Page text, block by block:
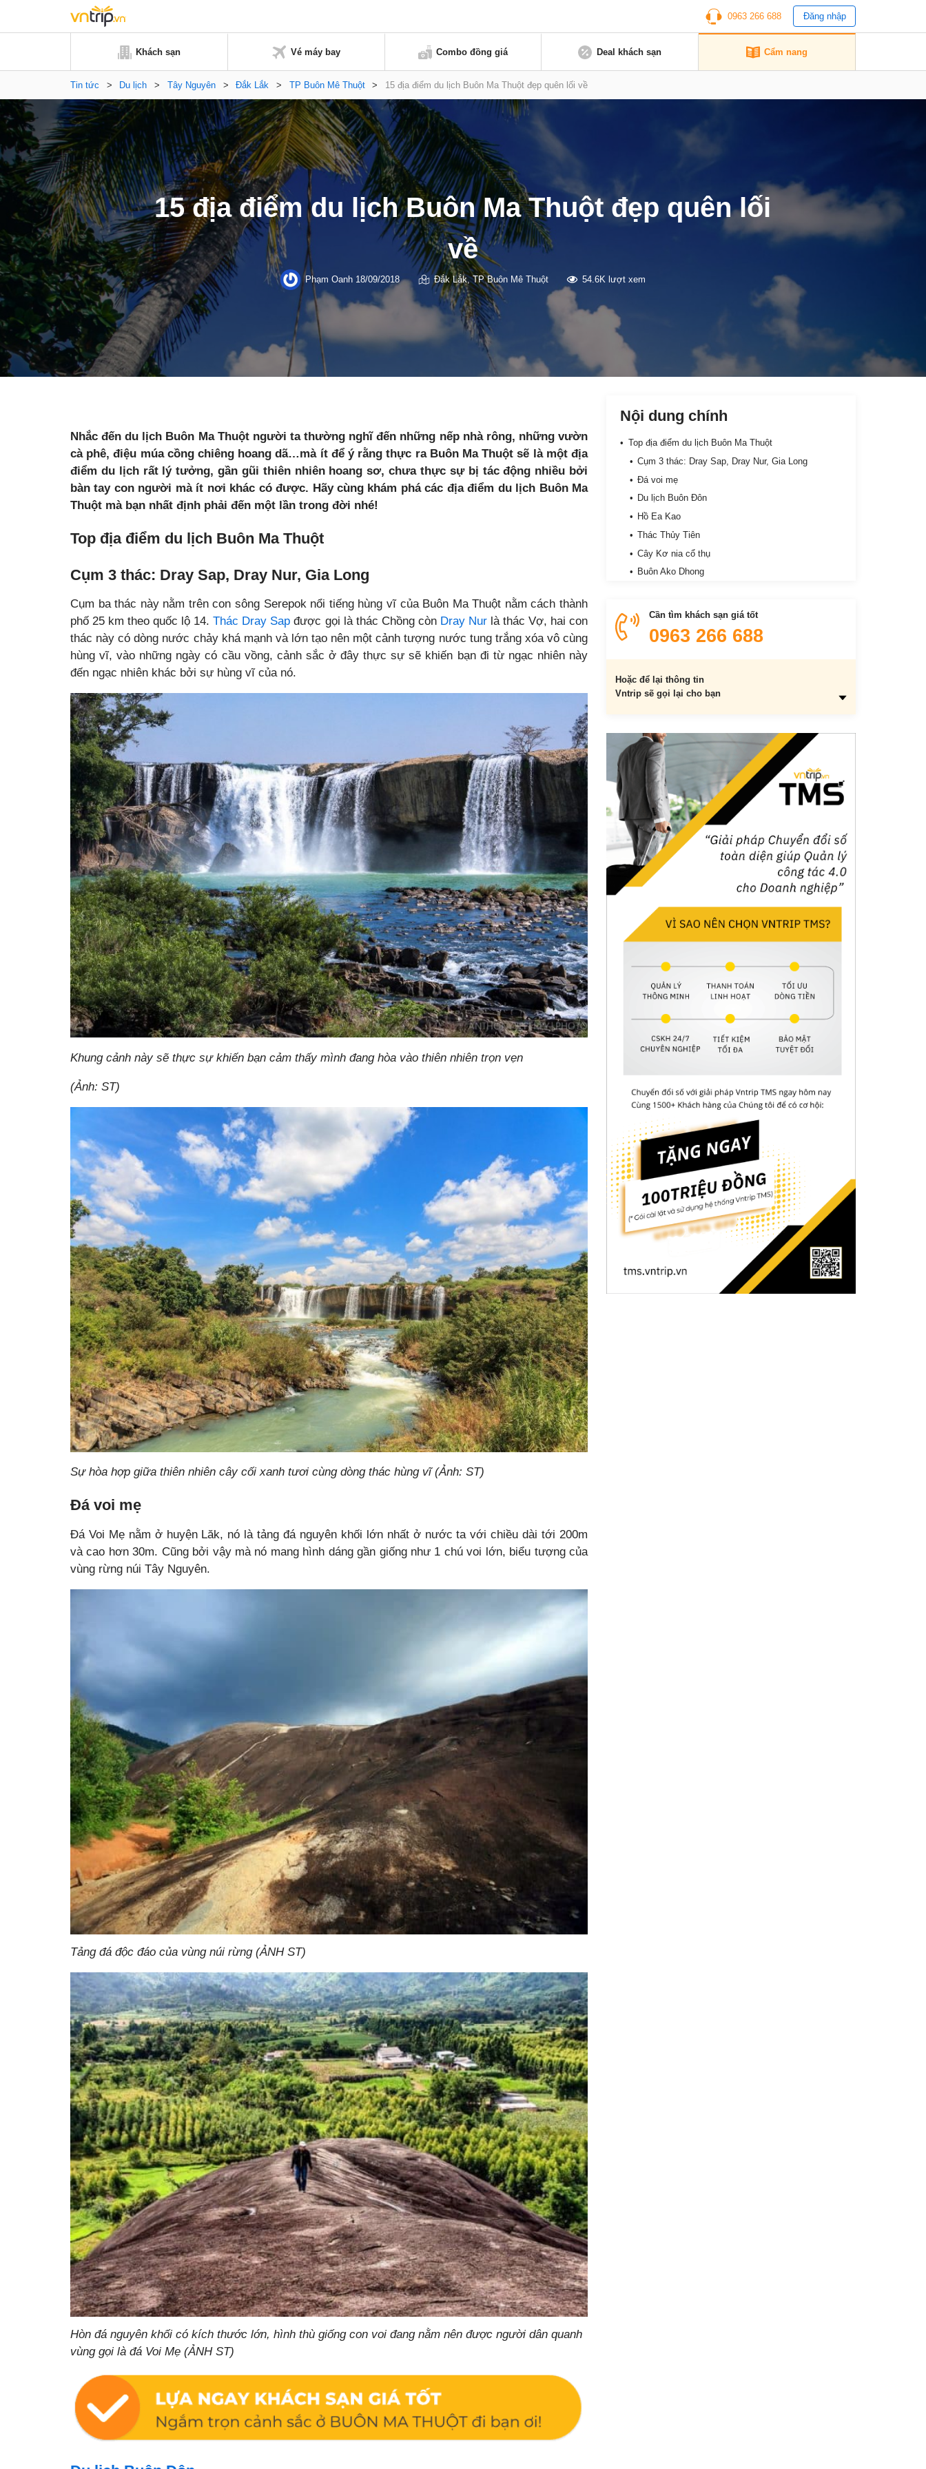
0963 266 688 Đăng nhập
Khách sạn Vé máy bay Combo đồng giá Deal khách sạn Cẩm nang
Tin tức > Du lịch > Tây Nguyên > Đắk Lắk > TP Buôn Mê Thuột > 15 địa điểm du lịch Buôn Ma Thuột đẹp quên lối về
15 địa điểm du lịch Buôn Ma Thuột đẹp quên lối
về
Phạm Oanh 18/09/2018 Đắk Lắk,TP Buôn Mê Thuột 54.6K lượt xem
Nhắc đến du lịch Buôn Ma Thuột người ta thường nghĩ đến những nếp nhà rông, những vườn
cà phê, điệu múa cồng chiêng hoang dã…mà ít để ý rằng thực ra Buôn Ma Thuột sẽ là một địa
điểm du lịch rất lý tưởng, gần gũi thiên nhiên hoang sơ, chưa thực sự bị tác động nhiều bởi
bàn tay con người mà ít nơi khác có được. Hãy cùng khám phá các địa điểm du lịch Buôn Ma
Thuột mà bạn nhất định phải đến một lần trong đời nhé!
Top địa điểm du lịch Buôn Ma Thuột
Cụm 3 thác: Dray Sap, Dray Nur, Gia Long
Cụm ba thác này nằm trên con sông Serepok nổi tiếng hùng vĩ của Buôn Ma Thuột nằm cách thành
phố 25 km theo quốc lộ 14.Thác Dray Sap được gọi là thác Chồng còn Dray Nurlà thác Vợ, hai con
thác này có dòng nước chảy khá mạnh và lớn tạo nên một cảnh tượng nước tung trắng xóa vô cùng
hùng vĩ, vào những ngày có cầu vồng, cảnh sắc ở đây thực sự sẽ khiến bạn đi từ ngạc nhiên này
đến ngạc nhiên khác bởi sự hùng vĩ của nó.
Khung cảnh này sẽ thực sự khiến bạn cảm thấy mình đang hòa vào thiên nhiên trọn vẹn
(Ảnh: ST)
Sự hòa hợp giữa thiên nhiên cây cối xanh tươi cùng dòng thác hùng vĩ (Ảnh: ST)
Đá voi mẹ
Đá Voi Mẹ nằm ở huyện Lăk, nó là tảng đá nguyên khối lớn nhất ở nước ta với chiều dài tới 200m
và cao hơn 30m. Cũng bởi vậy mà nó mang hình dáng gần giống như 1 chú voi lớn, biểu tượng của
vùng rừng núi Tây Nguyên.
Tảng đá độc đáo của vùng núi rừng (ẢNH ST)
Hòn đá nguyên khối có kích thước lớn, hình thù giống con voi đang nằm nên được người dân quanh
vùng gọi là đá Voi Mẹ (ẢNH ST)
Nội dung chính
Top địa điểm du lịch Buôn Ma Thuột
Cụm 3 thác: Dray Sap, Dray Nur, Gia Long
Đá voi mẹ
Du lịch Buôn Đôn
Hồ Ea Kao
Thác Thủy Tiên
Cây Kơ nia cổ thụ
Buôn Ako Dhong
Làng cà phê Trung Nguyên
Vườn quốc gia Chư Yang Sin
Biệt điện bảo đại
Cần tìm khách sạn giá tốt
0963 266 688
Hoặc để lại thông tin
Vntrip sẽ gọi lại cho bạn